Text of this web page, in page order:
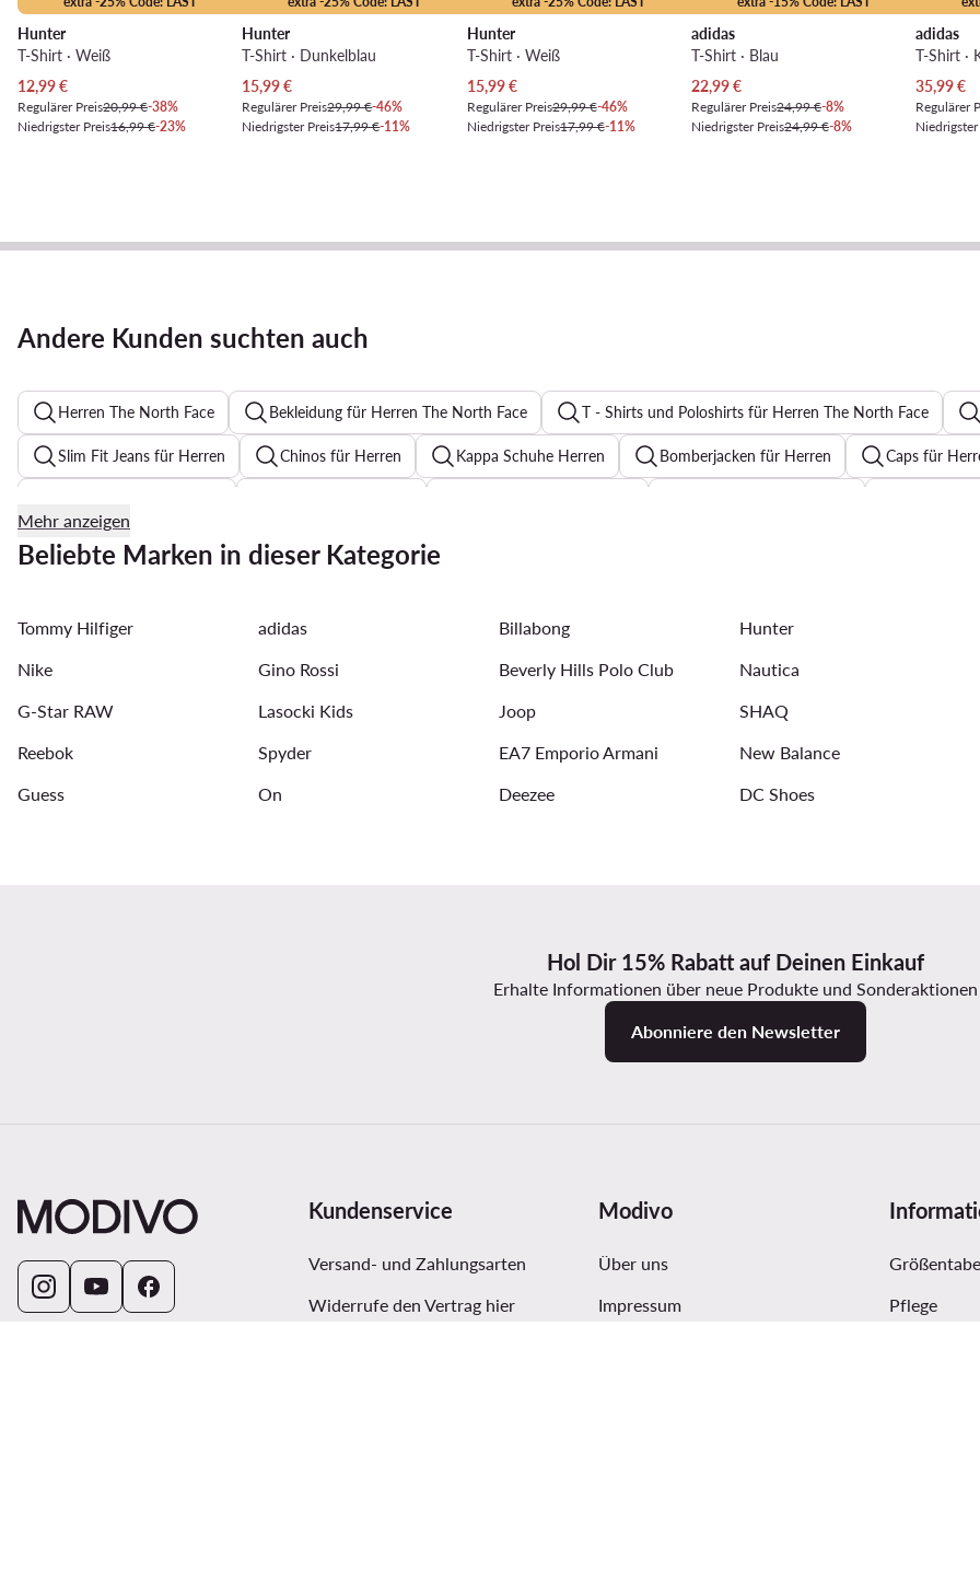
Hunter
T-Shirt · Weiß
Aktueller Preis
12,99€
Regulärer Preis20,99 €-38%
Niedrigster Preis16,99 €-23%
Hunter
T-Shirt · Dunkelblau
Aktueller Preis
15,99€
Regulärer Preis29,99 €-46%
Niedrigster Preis17,99 €-11%
Hunter
T-Shirt · Weiß
Aktueller Preis
15,99€
Regulärer Preis29,99 €-46%
Niedrigster Preis17,99 €-11%
adidas
T-Shirt · Blau
Aktueller Preis
22,99€
Regulärer Preis24,99 €-8%
Niedrigster Preis24,99 €-8%
adidas
T-Shirt ·
Aktueller
35,99€
Regulärer
Niedrigster
Andere Kunden suchten auch
Herren The North Face Bekleidung für Herren The North Face T - Shirts und Poloshirts für Herren The North Face
Slim Fit Jeans für Herren Chinos für Herren Kappa Schuhe Herren Bomberjacken für Herren Caps für
Tommy Hilfiger Poloshirts für Herren Krawatten
Reebok sneakers Herren Sneakers für Herren NB 740 Poloshirts für Herren DC Schuhe Herren
Mehr anzeigen
Beliebte Marken in dieser Kategorie
Tommy Hilfiger adidas Billabong Hunter
Nike
Gino Rossi Beverly Hills Polo Club Nautica
G-Star RAW
Lasocki Kids Joop SHAQ
Reebok
Spyder EA7 Emporio Armani New Balance
Guess
On Deezee DC Shoes
Hol Dir 15% Rabatt auf Deinen Einkauf
Erhalte Informationen über neue Produkte und Sonderaktionen
Abonniere den Newsletter
Kundenservice
Versand- und Zahlungsarten
Widerrufe den Vertrag hier
Modivo
Über uns
Impressum
Pflege